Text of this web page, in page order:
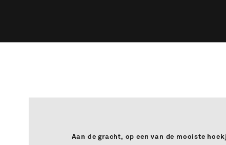
Aan de gracht, op een van de mooiste